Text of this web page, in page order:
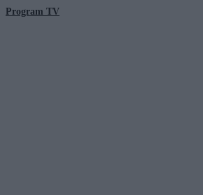
Program TV